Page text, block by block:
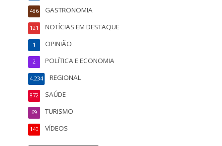
GASTRONOMIA
486
NOTÍCIAS EM DESTAQUE
121
OPINIÃO
1
POLÍTICA E ECONOMIA
2
REGIONAL
4.234
SAÚDE
872
TURISMO
69
VÍDEOS
140